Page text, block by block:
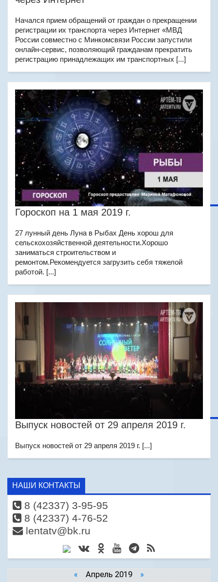
Начался прием обращений от граждан о прекращении
регистрации их транспорта через Интернет «МВД
России совместно с Минкомсвязи России запустили
онлайн-сервис, позволяющий гражданам прекратить
регистрацию принадлежащих им транспортных [...]
Гороскоп на 1 мая 2019 г.
27 лунный день Луна в Рыбах День хорош для
сельскохозяйственной деятельности.Хорошо
заниматься строительством и
ремонтом.Рекомендуется загрузить себя тяжелой
работой. [...]
Выпуск новостей от 29 апреля 2019 г.
Выпуск новостей от 29 апреля 2019 г. [...]
НАШИ КОНТАКТЫ
8 (42337) 3-95-95
8 (42337) 4-76-52
lentatv@bk.ru
« Апрель 2019 »